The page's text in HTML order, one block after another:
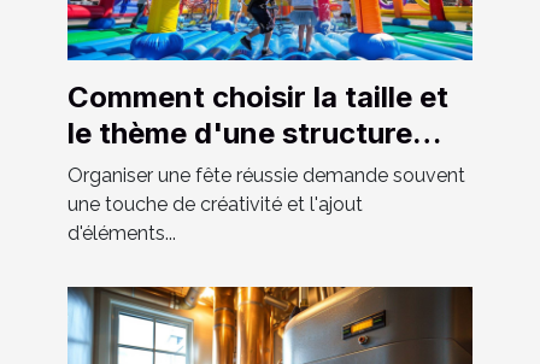
Comment choisir la taille et
le thème d'une structure
gonflable pour votre fête
Organiser une fête réussie demande souvent
une touche de créativité et l'ajout
d'éléments...